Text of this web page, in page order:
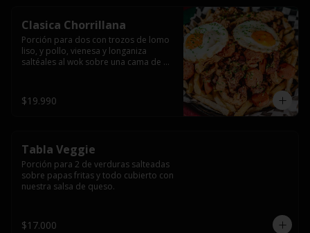
Clasica Chorrillana
Porción para dos con trozos de lomo
liso, y pollo, vienesa y longaniza
saltéales al wok sobre una cama de
$19.990
Tabla Veggie
Porción para 2 de verduras salteadas
sobre papas fritas y todo cubierto con
nuestra salsa de queso.
$17.000